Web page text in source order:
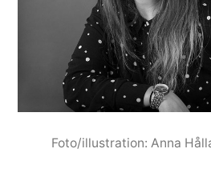
Foto/illustration: Anna